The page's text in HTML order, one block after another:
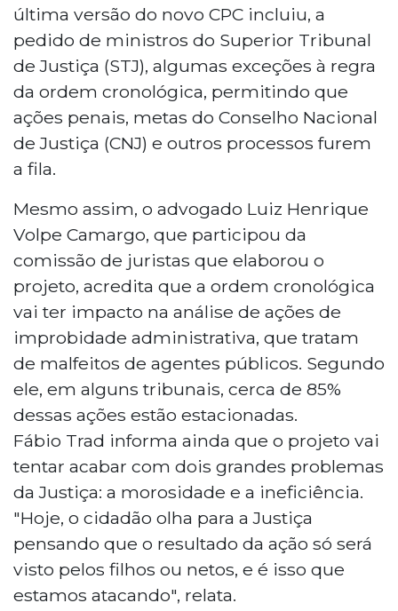
última versão do novo CPC incluiu, a
pedido de ministros do Superior Tribunal
de Justiça (STJ), algumas exceções à regra
da ordem cronológica, permitindo que
ações penais, metas do Conselho Nacional
de Justiça (CNJ) e outros processos furem
a fila.
Mesmo assim, o advogado Luiz Henrique
Volpe Camargo, que participou da
comissão de juristas que elaborou o
projeto, acredita que a ordem cronológica
vai ter impacto na análise de ações de
improbidade administrativa, que tratam
de malfeitos de agentes públicos. Segundo
ele, em alguns tribunais, cerca de 85%
dessas ações estão estacionadas.
Fábio Trad informa ainda que o projeto vai
tentar acabar com dois grandes problemas
da Justiça: a morosidade e a ineficiência.
"Hoje, o cidadão olha para a Justiça
pensando que o resultado da ação só será
visto pelos filhos ou netos, e é isso que
estamos atacando", relata.